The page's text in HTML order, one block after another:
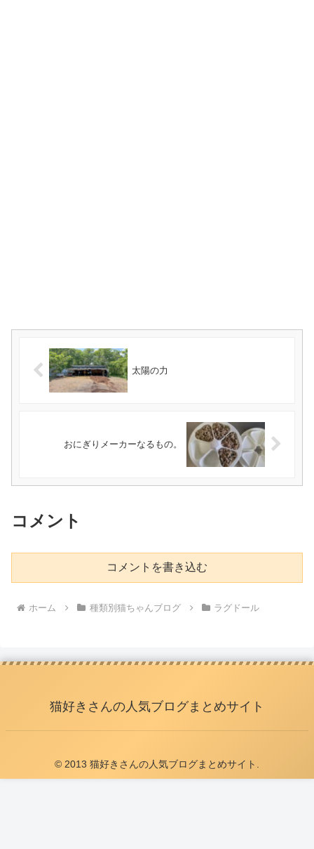
太陽の力
おにぎりメーカーなるもの。
コメント
コメントを書き込む
ホーム 種類別猫ちゃんブログ ラグドール
猫好きさんの人気ブログまとめサイト
© 2013 猫好きさんの人気ブログまとめサイト.